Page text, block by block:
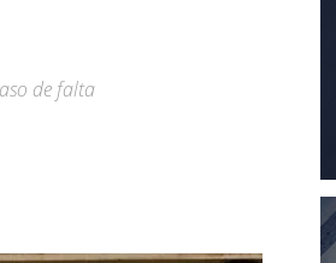
de falta